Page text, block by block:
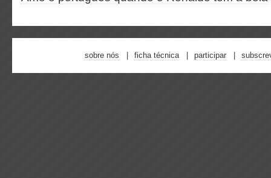
sobre nós ficha técnica participar